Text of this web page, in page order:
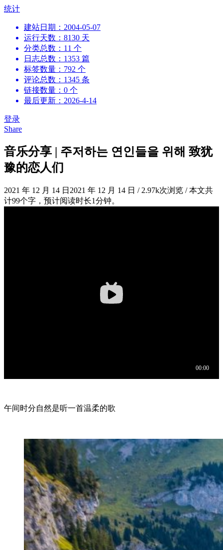
跳
统计
建站日期：2004-05-07
运行天数：8130 天
分类总数：11 个
日志总数：1353 篇
标签数量：792 个
评论总数：1345 条
链接数量：0 个
最后更新：2026-4-14
登录
Share
音乐分享 | 주저하는 연인들을 위해 致犹
豫的恋人们
2021 年 12 月 14 日 2021 年 12 月 14 日 /2.97k次浏览 /本文共
计99个字，预计阅读时长1分钟。
午间时分自然是听一首温柔的歌